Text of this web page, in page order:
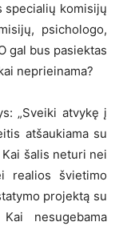
specialių komisijų
psichologo,
gal bus pasiektas
neprieinama?
„Sveiki atvykę į
atšaukiama su
šalis neturi nei
realios švietimo
projektą su
nesugebama